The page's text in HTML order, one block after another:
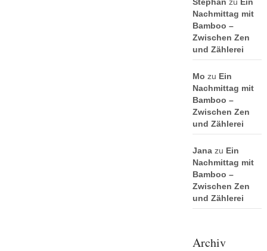
Nachmittag mit
Bamboo –
Zwischen Zen
und Zählerei
Mo zu Ein
Nachmittag mit
Bamboo –
Zwischen Zen
und Zählerei
Janazu Ein
Nachmittag mit
Bamboo –
Zwischen Zen
und Zählerei
Archiv